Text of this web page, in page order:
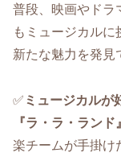
普段、映画やドラ
もミュージカルに
新たな魅力を発見
✅️ ミュージカルが
『ラ・ラ・ランド』
楽チームが手掛け